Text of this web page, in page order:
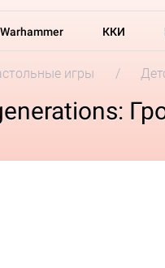
Warhammer ККИ
игры